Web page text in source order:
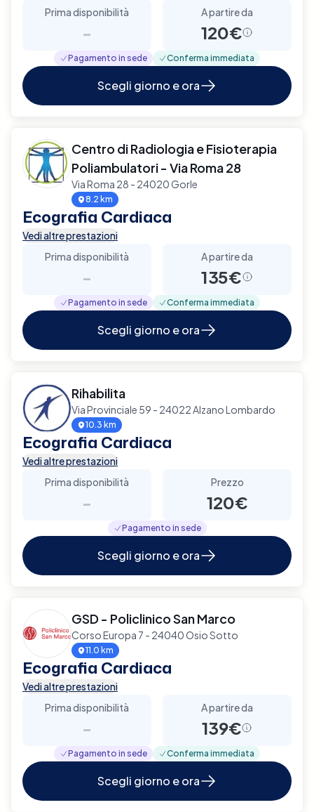
Prima disponibilità
-
A partire da
120€
Pagamento in sede Conferma immediata
Scegli giorno e ora
Centro di Radiologia e Fisioterapia
Poliambulatori - Via Roma 28
Via Roma 28 - 24020 Gorle
8.2 km
Ecografia Cardiaca
Vedi altre prestazioni
Prima disponibilità
-
A partire da
135€
Pagamento in sede Conferma immediata
Scegli giorno e ora
Rihabilita
Via Provinciale 59 - 24022 Alzano Lombardo
10.3 km
Ecografia Cardiaca
Vedi altre prestazioni
Prima disponibilità
-
Prezzo
120€
Pagamento in sede
Scegli giorno e ora
GSD - Policlinico San Marco
Corso Europa 7 - 24040 Osio Sotto
11.0 km
Ecografia Cardiaca
Vedi altre prestazioni
Prima disponibilità
-
A partire da
139€
Pagamento in sede Conferma immediata
Scegli giorno e ora